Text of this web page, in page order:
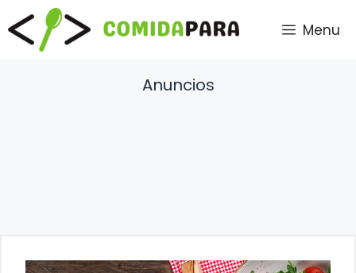
Saltar
al
contenido
Menu
Anuncios